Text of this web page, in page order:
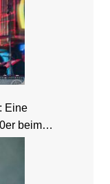
Eine
beim